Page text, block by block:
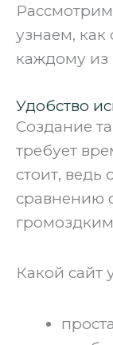
узнаем, как
каждому из
Удобство
Создание
требует
стоит, ведь
сравнению
Какой сайт